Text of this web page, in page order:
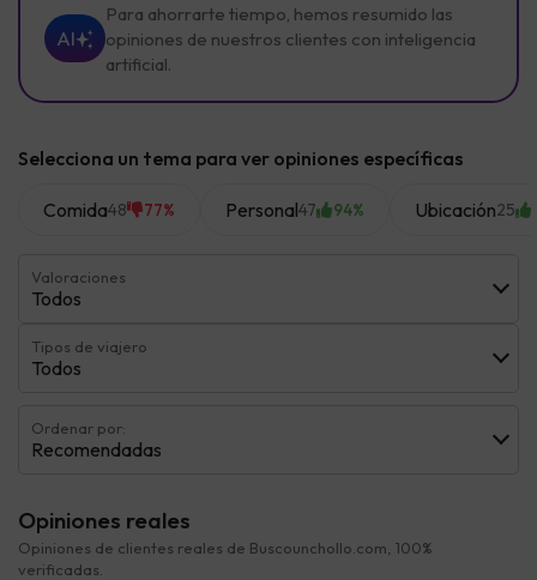
AI
Para ahorrarte tiempo, hemos resumido las
opiniones de nuestros clientes con inteligencia
artificial.
Selecciona un tema para ver opiniones específicas
Comida48 77% Personal47 94% Ubicación25
Valoraciones
Todos
Tipos de viajero
Todos
Ordenar por:
Recomendadas
Opiniones reales
Opiniones de clientes reales de Buscounchollo.com, 100%
verificadas.